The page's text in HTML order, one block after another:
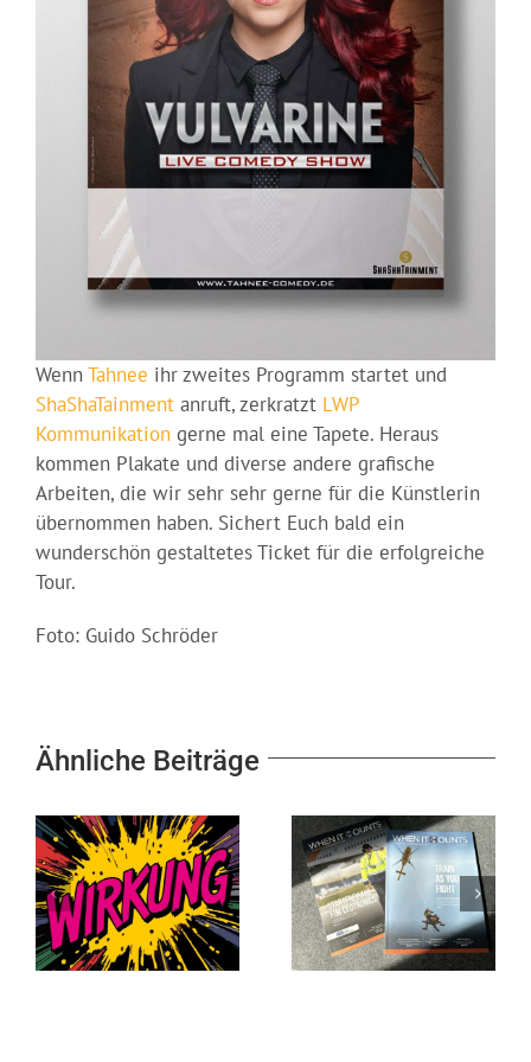
Wenn Tahnee ihr zweites Programm startet und
ShaShaTainment anruft, zerkratzt LWP
Kommunikation gerne mal eine Tapete. Heraus
kommen Plakate und diverse andere grafische
Arbeiten, die wir sehr sehr gerne für die Künstlerin
übernommen haben. Sichert Euch bald ein
wunderschön gestaltetes Ticket für die erfolgreiche
Tour.
Foto: Guido Schröder
Ähnliche Beiträge
Kommunikation
für die, auf die es
ankommt, wenn
es darauf
Nähe, die
Vertrauen schafft